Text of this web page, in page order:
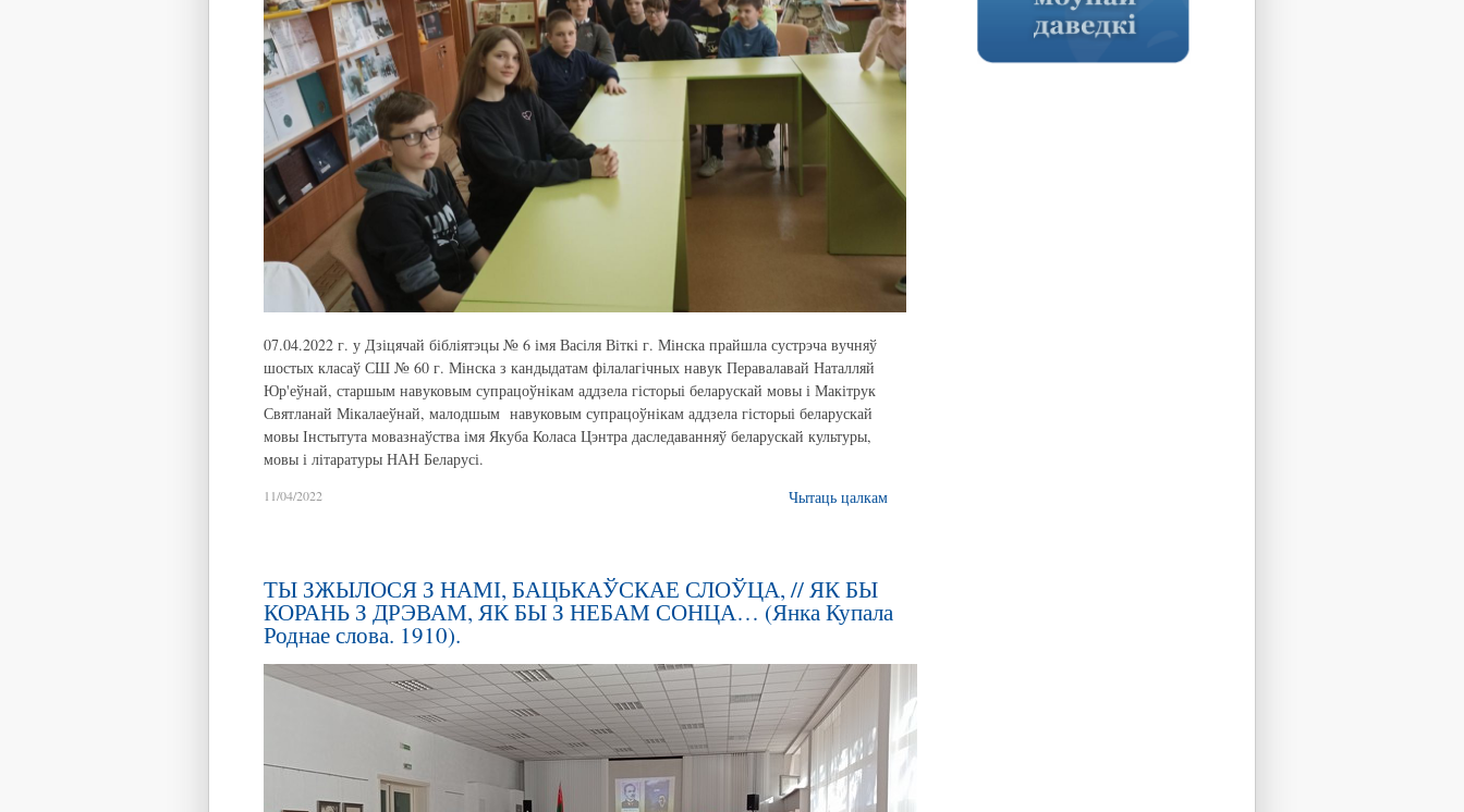
07.04.2022 г. у Дзіцячай бібліятэцы № 6 імя Васіля Віткі г. Мінска прайшла сустрэча вучняў
шостых класаў СШ № 60 г. Мінска з кандыдатам філалагічных навук Перавалавай Наталляй
Юр'еўнай, старшым навуковым супрацоўнікам аддзела гісторыі беларускай мовы і Макітрук
Святланай Мікалаеўнай, малодшым навуковым супрацоўнікам аддзела гісторыі беларускай
мовы Інстытута мовазнаўства імя Якуба Коласа Цэнтра даследаванняў беларускай культуры,
мовы і літаратуры НАН Беларусі.
11/04/2022 Чытаць цалкам
ТЫ ЗЖЫЛОСЯ З НАМІ, БАЦЬКАЎСКАЕ СЛОЎЦА, // ЯК БЫ
КОРАНЬ З ДРЭВАМ, ЯК БЫ З НЕБАМ СОНЦА… (Янка Купала
Роднае слова. 1910).